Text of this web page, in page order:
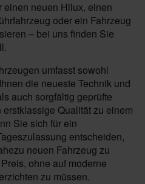
einen neuen Hilux, einen
oder ein Fahrzeug
– bei uns finden Sie
umfasst sowohl
die neueste Technik und
auch sorgfältig geprüfte
Qualität zu einem
Sie sich für ein
entscheiden,
neuen Fahrzeug zu
ohne auf moderne
zu müssen.